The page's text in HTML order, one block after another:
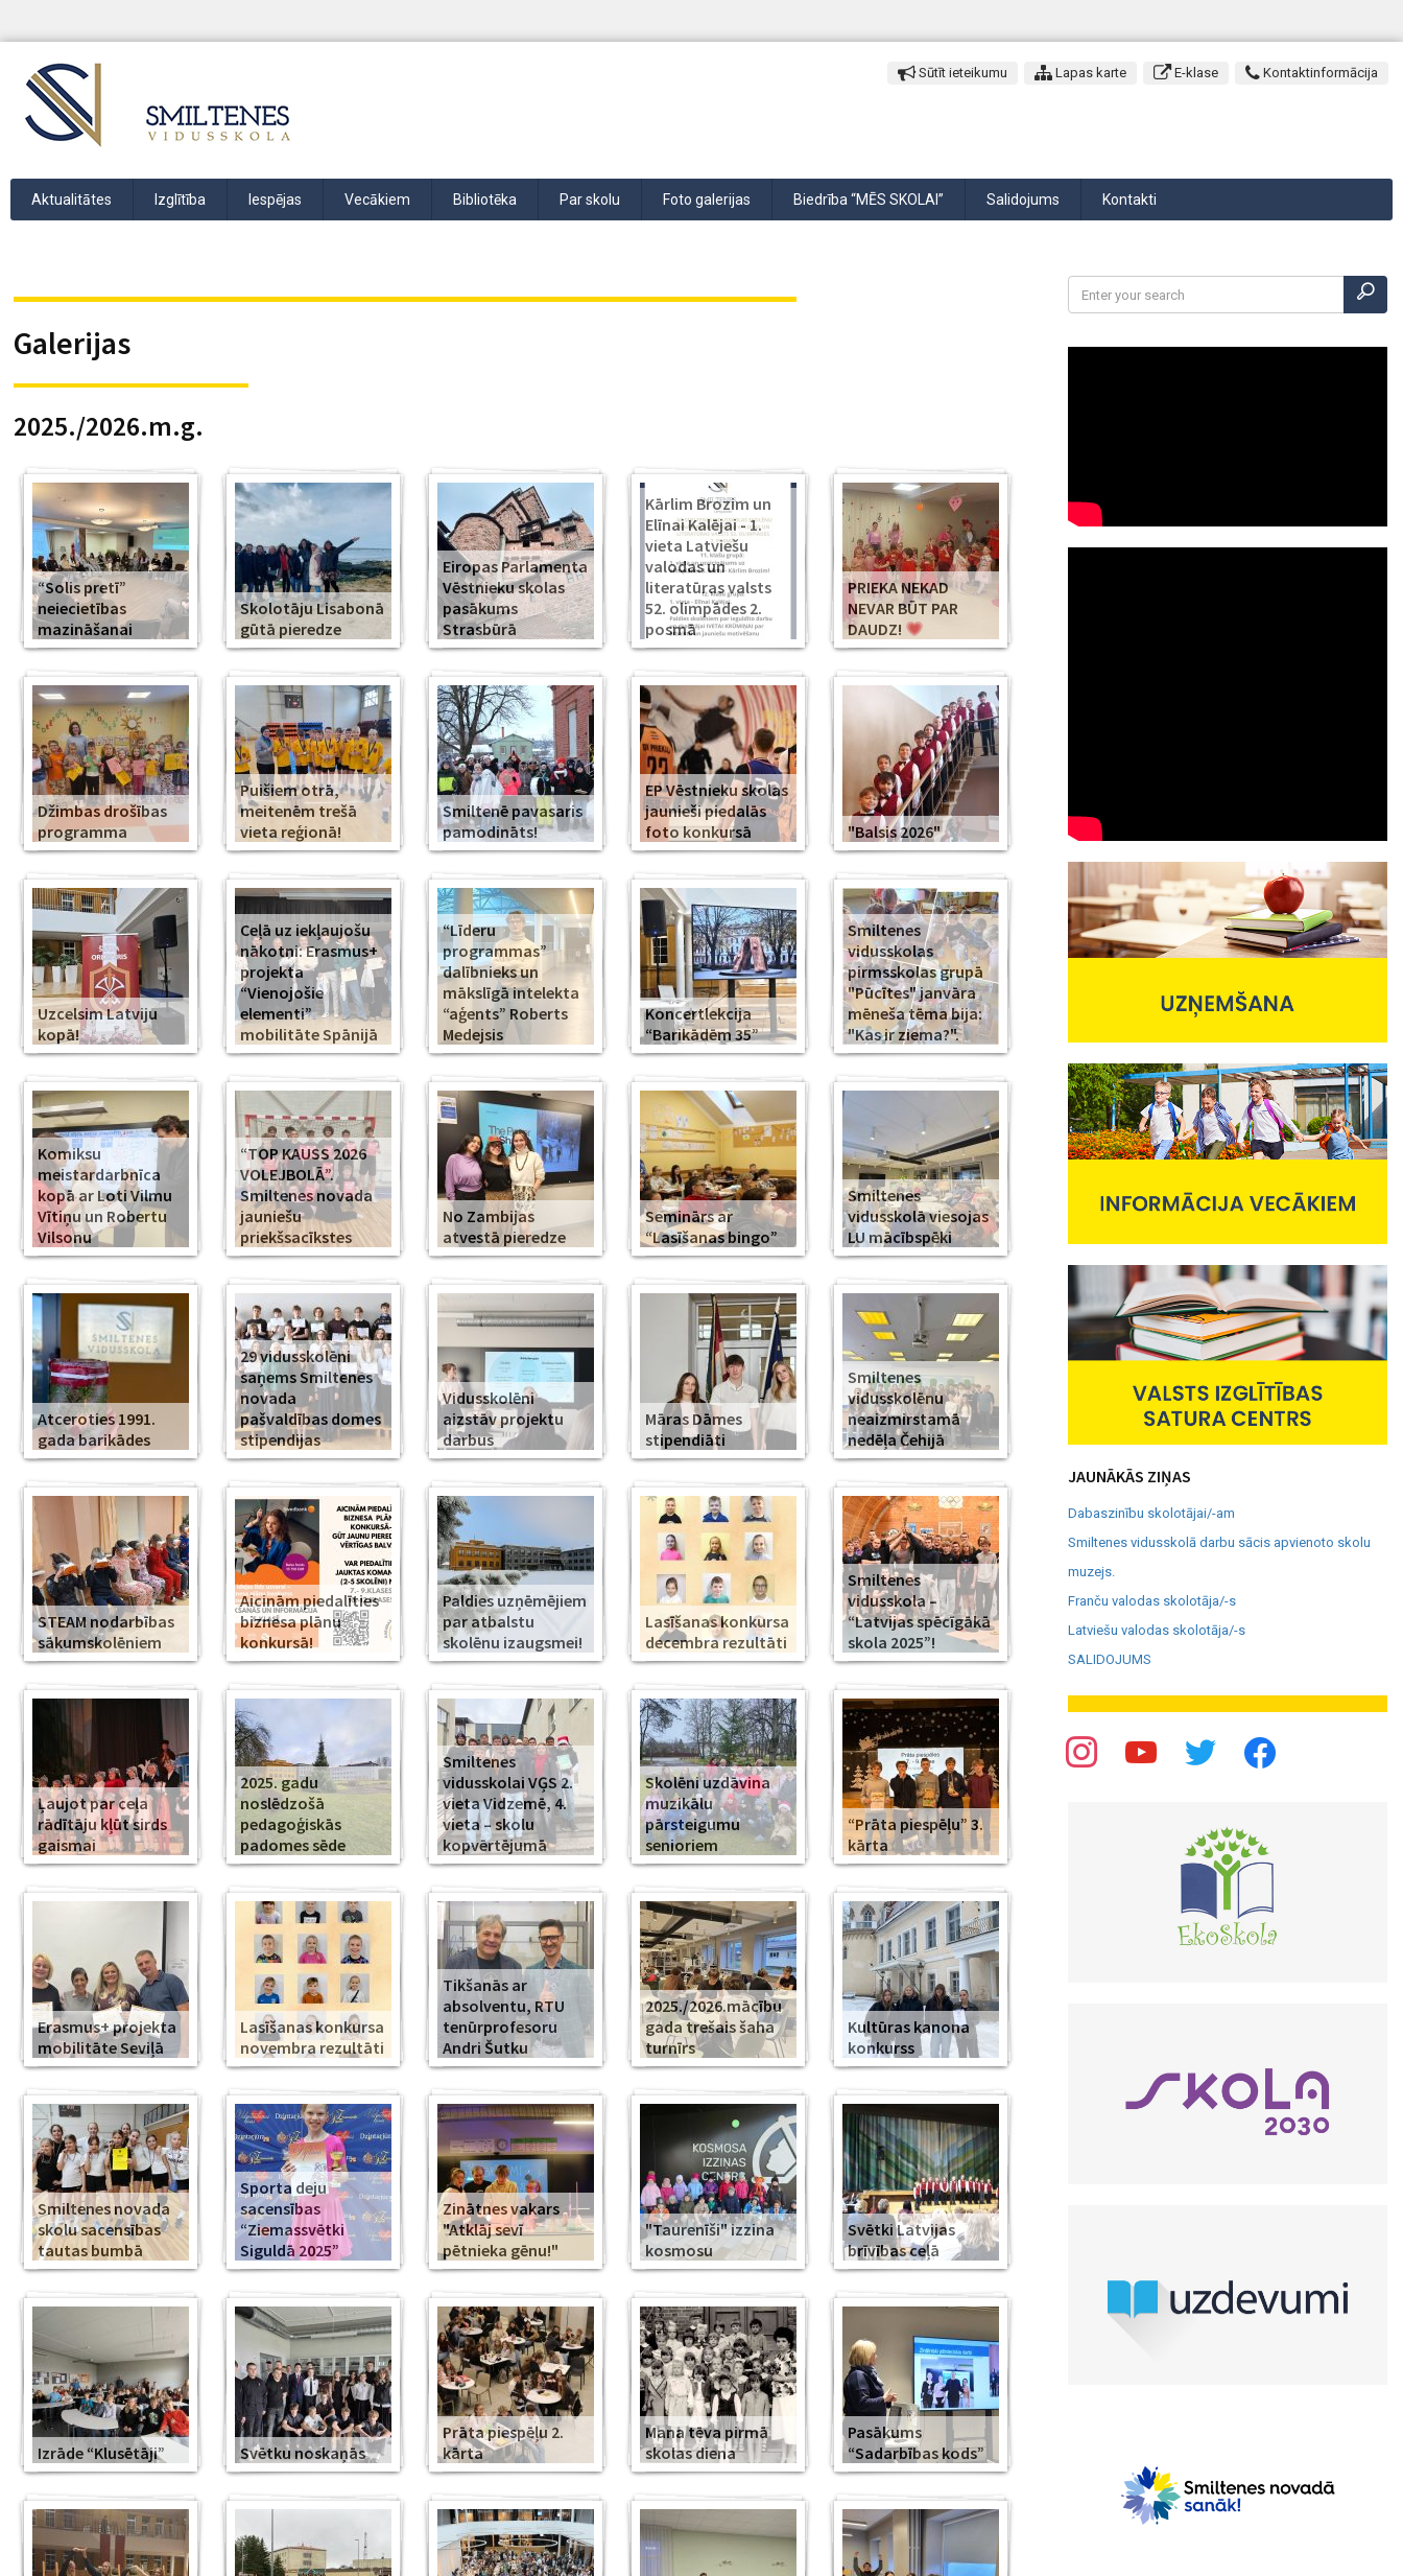
Sūtīt ieteikumu Lapas karte E-klase Kontaktinformācija
Aktualitātes Izglītība Iespējas Vecākiem Bibliotēka Par skolu Foto galerijas Biedrība “MĒS SKOLAI” Salidojums Kontakti
Galerijas
2025./2026.m.g.
“Solis pretī”
neiecietības
mazināšanai
Skolotāju Lisabonā
gūtā pieredze
Eiropas Parlamenta
Vēstnieku skolas
pasākums
Strasbūrā
Kārlim Brozim un
Elīnai Kalējai - 1.
vieta Latviešu
valodas un
literatūras valsts
52. olimpādes 2.
posmā
PRIEKA NEKAD
NEVAR BŪT PAR
DAUDZ!
Džimbas drošības
programma
Puišiem otrā,
meitenēm trešā
vieta reģionā!
Smiltenē pavasaris
pamodināts!
EP Vēstnieku skolas
jaunieši piedalās
foto konkursā
"Balsis 2026"
Uzcelsim Latviju
kopā!
Ceļā uz iekļaujošu
nākotni: Erasmus+
projekta
“Vienojošie
elementi”
mobilitāte Spānijā
“Līderu
programmas”
dalībnieks un
mākslīgā intelekta
“aģents” Roberts
Medejsis
Koncertlekcija
“Barikādēm 35”
Smiltenes
vidusskolas
pirmsskolas grupā
"Pūcītes" janvāra
mēneša tēma bija:
"Kas ir ziema?".
Komiksu
meistardarbnīca
kopā ar Loti Vilmu
Vītiņu un Robertu
Vilsonu
“TOP KAUSS 2026
VOLEJBOLĀ”.
Smiltenes novada
jauniešu
priekšsacīkstes
No Zambijas
atvestā pieredze
Seminārs ar
“Lasīšanas bingo”
Smiltenes
vidusskolā viesojas
LU mācībspēki
Atceroties 1991.
gada barikādes
29 vidusskolēni
saņems Smiltenes
novada
pašvaldības domes
stipendijas
Vidusskolēni
aizstāv projektu
darbus
Māras Dāmes
stipendiāti
Smiltenes
vidusskolēnu
neaizmirstamā
nedēļa Čehijā
STEAM nodarbības
sākumskolēniem
Aicinām piedalīties
biznesa plānu
konkursā!
Paldies uzņēmējiem
par atbalstu
skolēnu izaugsmei!
Lasīšanas konkursa
decembra rezultāti
Smiltenes
vidusskola –
“Latvijas spēcīgākā
skola 2025”!
Ļaujot par ceļa
rādītāju kļūt sirds
gaismai
2025. gadu
noslēdzošā
pedagoģiskās
padomes sēde
Smiltenes
vidusskolai VĢS 2.
vieta Vidzemē, 4.
vieta – skolu
kopvērtējumā
Skolēni uzdāvina
muzikālu
pārsteigumu
senioriem
“Prāta piespēļu” 3.
kārta
Erasmus+ projekta
mobilitāte Seviļā
Lasīšanas konkursa
novembra rezultāti
Tikšanās ar
absolventu, RTU
tenūrprofesoru
Andri Šutku
2025./2026.mācību
gada trešais šaha
turnīrs
Kultūras kanona
konkurss
Smiltenes novada
skolu sacensības
tautas bumbā
Sporta deju
sacensības
“Ziemassvētki
Siguldā 2025”
Zinātnes vakars
"Atklāj sevī
pētnieka gēnu!"
"Taurenīši" izzina
kosmosu
Svētki Latvijas
brīvības ceļā
Izrāde “Klusētāji” Svētku noskaņās
Prāta piespēļu 2.
kārta
Mana tēva pirmā
skolas diena
Pasākums
“Sadarbības kods”
JAUNĀKĀS ZIŅAS
Dabaszinību skolotājai/-am
Smiltenes vidusskolā darbu sācis apvienoto skolu
muzejs.
Franču valodas skolotāja/-s
Latviešu valodas skolotāja/-s
SALIDOJUMS